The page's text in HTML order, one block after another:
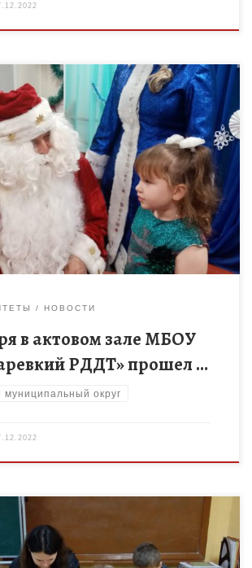
зале МБОУ ДО «Токаревкий РДДТ»
утренник «Ну, погоди!» в гостях у ребят».
убегает и волк, который […]
НОВОСТИ
в актовом зале МБОУ
РДДТ» прошел …
муниципальный округ